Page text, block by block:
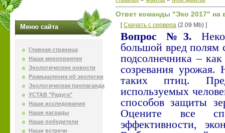
Меню сайта
Главная страница
Наши мероприятия
Экологические новости
Размышления об экологии
Экологическая пропаганда
УСТАВ "Радуга"
Наши исследования
Наши награды
Наши победители
Наши встречи
Ответ команды "Эко 2017" на
[Скачать с сервера (2.09 Mb) ]
Вопрос №3.
большой вред полям
подсолнечника –
созревания
таких птиц.
используемых
способов защиты
Оцените все
эффективности,